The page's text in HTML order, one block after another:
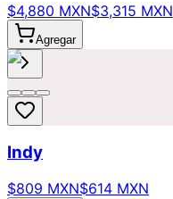
$4,880 MXN$3,315 MXN
Agregar
Indy
$809 MXN$614 MXN